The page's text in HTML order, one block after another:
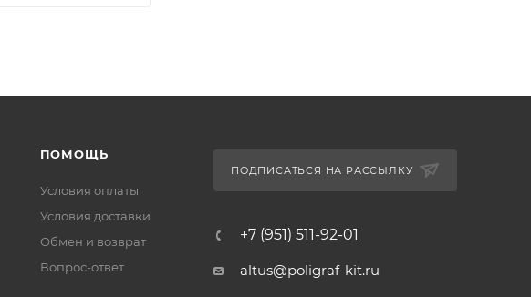
ПОМОЩЬ
Условия оплаты
Условия доставки
Обмен и возврат
Вопрос-ответ
ПОДПИСАТЬСЯ НА РАССЫЛКУ
+7 (951) 511-92-01
altus@poligraf-kit.ru